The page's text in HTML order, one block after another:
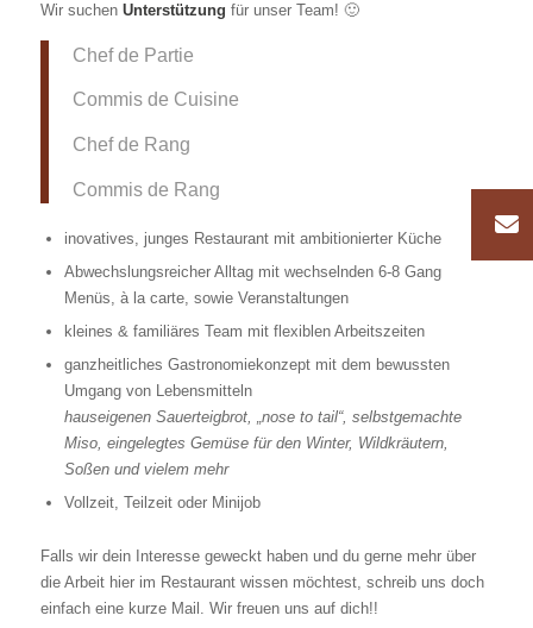
Wir suchenUnterstützung für unser Team! 🙂
Chef de Partie
Commis de Cuisine
Chef de Rang
Commis de Rang
inovatives, junges Restaurant mit ambitionierter Küche
Abwechslungsreicher Alltag mit wechselnden 6-8 Gang
Menüs, à la carte, sowie Veranstaltungen
kleines & familiäres Team mit flexiblen Arbeitszeiten
ganzheitliches Gastronomiekonzept mit dem bewussten
Umgang von Lebensmitteln
hauseigenen Sauerteigbrot, „nose to tail“, selbstgemachte
Miso, eingelegtes Gemüse für den Winter, Wildkräutern,
Soßen und vielem mehr
Vollzeit, Teilzeit oder Minijob
Falls wir dein Interesse geweckt haben und du gerne mehr über
die Arbeit hier im Restaurant wissen möchtest, schreib uns doch
einfach eine kurze Mail. Wir freuen uns auf dich!!